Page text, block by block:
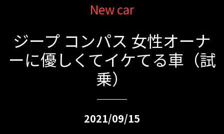
New car
ジープ コンパス 女性オーナ
ーに優しくてイケてる車（試
乗）
2021/09/15